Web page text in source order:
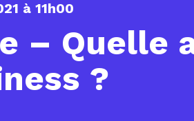
à 11h00
– Quelle
?